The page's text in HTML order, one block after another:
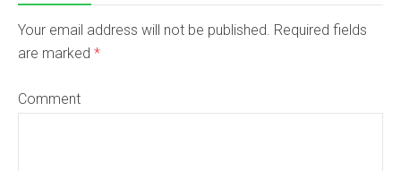
Your email address will not be published. Required fields
are marked *
Comment